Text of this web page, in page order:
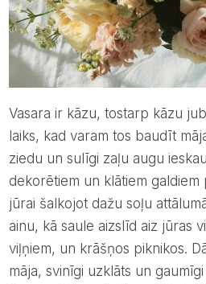
Vasara ir kāzu, tostarp kāzu jubileju, un gaisīgu svētku
laiks, kad varam tos baudīt
ziedu un sulīgi zaļu augu
dekorētiem un klātiem galdiem
jūrai šalkojot dažu soļu
ainu, kā saule aizslīd aiz jūras
viļņiem, un krāšņos piknikos.
māja, svinīgi uzklāts un